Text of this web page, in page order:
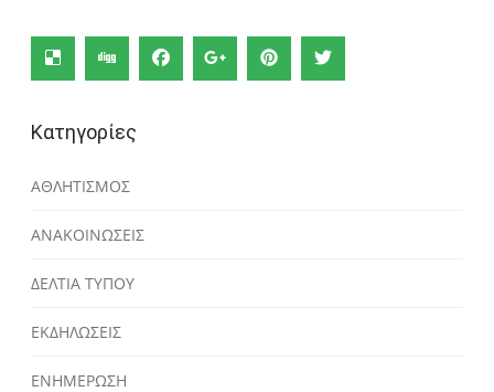
Κατηγορίες
ΑΘΛΗΤΙΣΜΟΣ
ΑΝΑΚΟΙΝΩΣΕΙΣ
ΔΕΛΤΙΑ ΤΥΠΟΥ
ΕΚΔΗΛΩΣΕΙΣ
ΕΝΗΜΕΡΩΣΗ